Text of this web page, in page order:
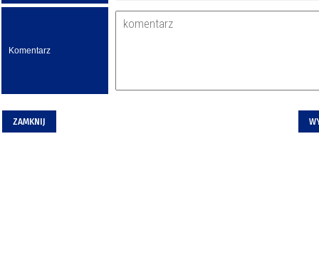
Komentarz